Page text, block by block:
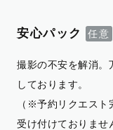
安心パック
撮影の不安を解消。
しております。
（※予約リクエスト
受け付けておりませ